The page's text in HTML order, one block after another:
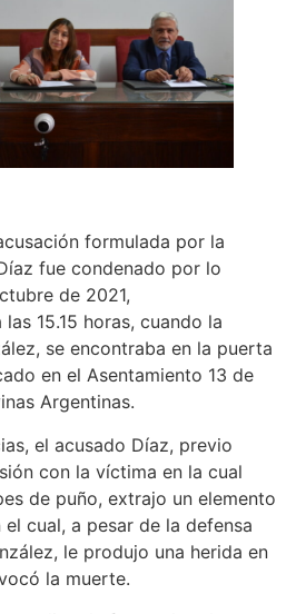
formulada por la
fue condenado por lo
de 2021,
15.15 horas, cuando la
se encontraba en la puerta
en el Asentamiento 13 de
Argentinas.
el acusado Díaz, previo
con la víctima en la cual
de puño, extrajo un elemento
cual, a pesar de la defensa
le produjo una herida en
la muerte.